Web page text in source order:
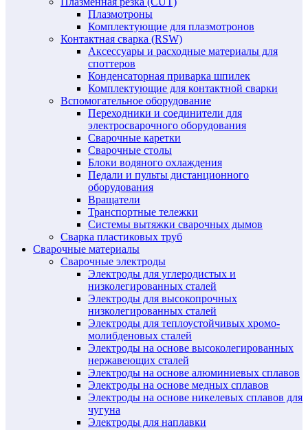
Плазмотроны
Комплектующие для плазмотронов
Контактная сварка (RSW)
Аксессуары и расходные материалы для
споттеров
Конденсаторная приварка шпилек
Комплектующие для контактной сварки
Вспомогательное оборудование
Переходники и соединители для
электросварочного оборудования
Сварочные каретки
Сварочные столы
Блоки водяного охлаждения
Педали и пульты дистанционного
оборудования
Вращатели
Транспортные тележки
Системы вытяжки сварочных дымов
Сварка пластиковых труб
Сварочные материалы
Сварочные электроды
Электроды для углеродистых и
низколегированных сталей
Электроды для высокопрочных
низколегированных сталей
Электроды для теплоустойчивых хромо-
молибденовых сталей
Электроды на основе высоколегированных
нержавеющих сталей
Электроды на основе алюминиевых сплавов
Электроды на основе медных сплавов
Электроды на основе никелевых сплавов для
чугуна
Электроды для наплавки